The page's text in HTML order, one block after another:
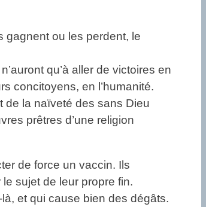
gagnent ou les perdent, le
qu’à aller de victoires en
concitoyens, en l’humanité.
de la naïveté des sans Dieu
prêtres d’une religion
de force un vaccin. Ils
sujet de leur propre fin.
et qui cause bien des dégâts.